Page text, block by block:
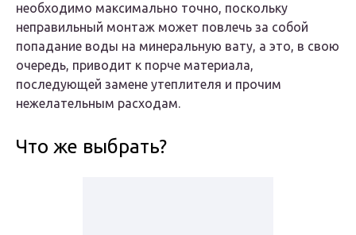
необходимо максимально точно, поскольку
неправильный монтаж может повлечь за собой
попадание воды на минеральную вату, а это, в свою
очередь, приводит к порче материала,
последующей замене утеплителя и прочим
нежелательным расходам.
Что же выбрать?